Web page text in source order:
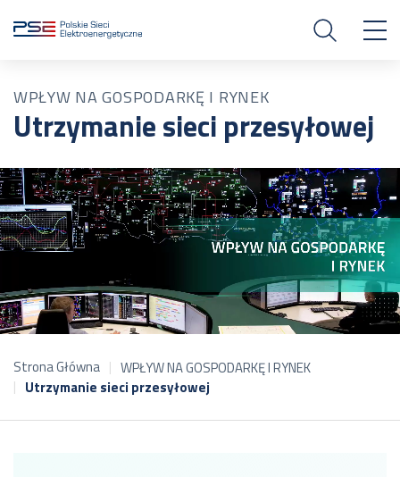
WPŁYW NA GOSPODARKĘ I RYNEK
Utrzymanie sieci przesyłowej
Strona Główna
WPŁYW NA GOSPODARKĘ I RYNEK
Utrzymanie sieci przesyłowej